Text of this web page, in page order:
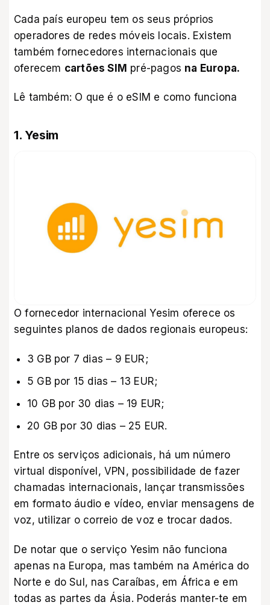
Cada país europeu tem os seus próprios
operadores de redes móveis locais. Existem
também fornecedores internacionais que
oferecem cartões SIM pré-pagos na Europa.
Lê também: O que é o eSIM e como funciona
1. Yesim
O fornecedor internacional Yesim oferece os
seguintes planos de dados regionais europeus:
3 GB por 7 dias – 9 EUR;
5 GB por 15 dias – 13 EUR;
10 GB por 30 dias – 19 EUR;
20 GB por 30 dias – 25 EUR.
Entre os serviços adicionais, há um número
virtual disponível, VPN, possibilidade de fazer
chamadas internacionais, lançar transmissões
em formato áudio e vídeo, enviar mensagens de
voz, utilizar o correio de voz e trocar dados.
De notar que o serviço Yesim não funciona
apenas na Europa, mas também na América do
Norte e do Sul, nas Caraíbas, em África e em
todas as partes da Ásia. Poderás manter-te em